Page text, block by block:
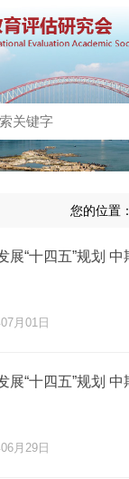
您的位置
展“十四五”规划 中
月01日
展“十四五”规划 中
月29日